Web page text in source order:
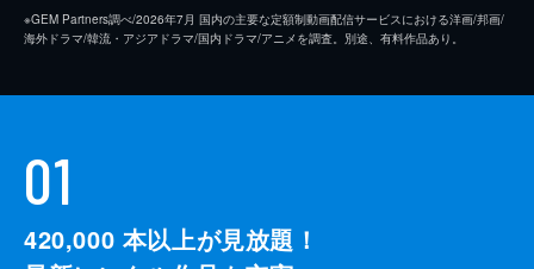
※GEM Partners調べ/2026年7⽉ 国内の主要な定額制動画配信サービスにおける洋画/邦画/
海外ドラマ/韓流・アジアドラマ/国内ドラマ/アニメを調査。別途、有料作品あり。
01
420,000 本以上が見放題！